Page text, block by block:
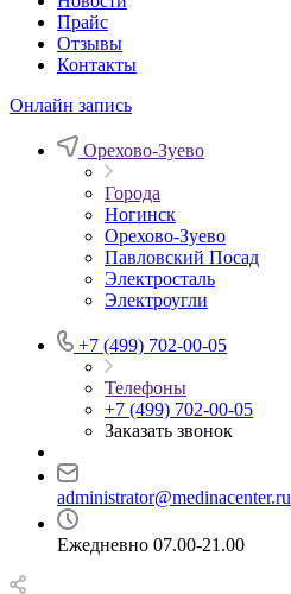
Прайс
Отзывы
Контакты
Онлайн запись
Орехово-Зуево
Города
Ногинск
Орехово-Зуево
Павловский Посад
Электросталь
Электроугли
+7 (499) 702-00-05
Телефоны
+7 (499) 702-00-05
Заказать звонок
administrator@medinacenter.ru
Ежедневно 07.00-21.00